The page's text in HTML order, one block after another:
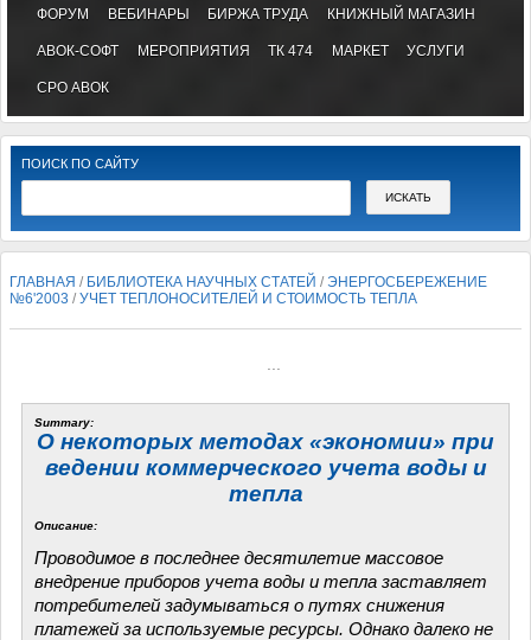
ФОРУМ ВЕБИНАРЫ БИРЖА ТРУДА КНИЖНЫЙ МАГАЗИН
АВОК-СОФТ МЕРОПРИЯТИЯ ТК 474 МАРКЕТ УСЛУГИ
СРО АВОК
ПОИСК ПО САЙТУ
ГЛАВНАЯ / БИБЛИОТЕКА НАУЧНЫХ СТАТЕЙ /ЭНЕРГОСБЕРЕЖЕНИЕ
№6'2003 /УЧЕТ ТЕПЛОНОСИТЕЛЕЙ И СТОИМОСТЬ ТЕПЛА
Summary:
О некоторых методах «экономии» при
ведении коммерческого учета воды и
тепла
Описание:
Проводимое в последнее десятилетие массовое
внедрение приборов учета воды и тепла заставляет
потребителей задумываться о путях снижения
платежей за используемые ресурсы. Однако далеко не